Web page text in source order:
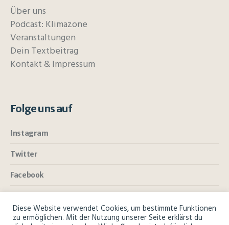
Über uns
Podcast: Klimazone
Veranstaltungen
Dein Textbeitrag
Kontakt & Impressum
Folge uns auf
Instagram
Twitter
Facebook
Diese Website verwendet Cookies, um bestimmte Funktionen
zu ermöglichen. Mit der Nutzung unserer Seite erklärst du